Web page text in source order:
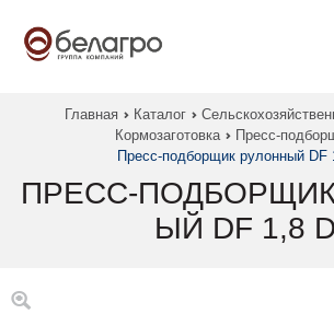
Главная Каталог
Кормозаготовка
Пресс-
Пресс-подборщик рулонный DF
ПРЕСС-
ЫЙ DF 1,8 D